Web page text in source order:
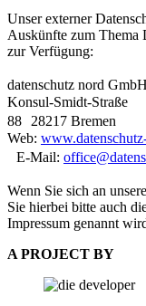
Unser externer
Auskünfte zum Thema
zur Verfügung:
datenschutz nord
Konsul-Smidt-Straße
88 28217 Bremen
Web:
E-Mail:
Wenn Sie sich an
Sie hierbei bitte auch
Impressum genannt
A PROJECT BY